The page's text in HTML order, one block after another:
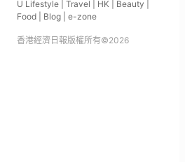
U Lifestyle Travel HK Beauty
Food
Blog e-zone
香港經濟日報版權所有©2026